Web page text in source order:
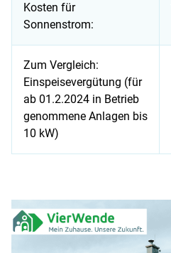
Kosten für
Sonnenstrom:
Zum Vergleich:
Einspeisevergütung (für
ab 01.2.2024 in Betrieb
genommene Anlagen bis
10 kW)